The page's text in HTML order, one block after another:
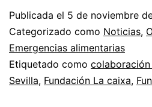
Publicada el 5 de noviembre
Categorizado como Noticias,
Emergencias alimentarias
Etiquetado como
Sevilla, Fundación La caixa,